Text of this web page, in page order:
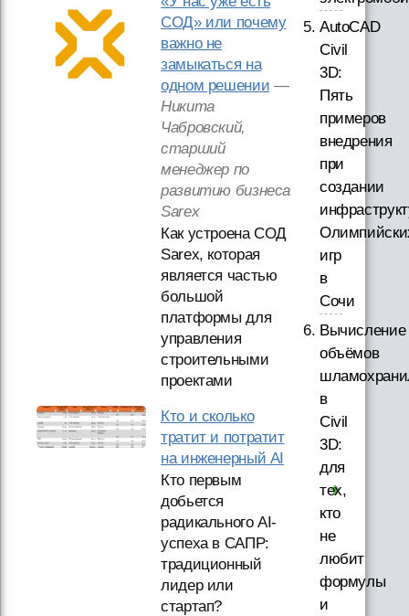
СОД» или почему
важно не
замыкаться на
одном решении —
Никита
Чабровский,
старший
менеджер по
развитию бизнеса
Sarex
Как устроена СОД
Sarex, которая
является частью
большой
платформы для
управления
строительными
проектами
Кто и сколько
тратит и потратит
на инженерный AI
Кто первым
добьется
радикального AI-
успеха в САПР:
традиционный
лидер или
стартап?
AutoCAD
Civil
3D:
Пять
примеров
внедрения
при
создании
игр
в
Сочи
Вычисление
объёмов
в
Civil
3D:
для
тех,
кто
не
любит
формулы
и